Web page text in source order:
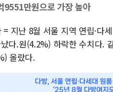
9551만원으로 가장 높아
지난 8월 서울 지역 연립·다
다.원(4.2%) 하락한 수치다.
올랐다.